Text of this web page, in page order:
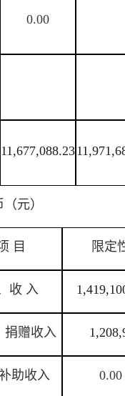
0.00
11,677,088.23
元）
目 限定
收 入
捐赠收入
助收入 0.00